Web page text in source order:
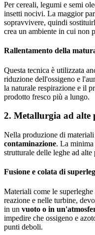
Per cereali, legumi e semi
insetti nocivi. La maggior
sopravvivere, quindi
crea un ambiente in cui non
Rallentamento della
Questa tecnica è utilizzata
riduzione dell'ossigeno e
la naturale respirazione e il
prodotto fresco più a lungo.
2. Metallurgia ad alte
Nella produzione di
contaminazione. La
strutturale delle leghe ad alte
Fusione e colata di
Materiali come le
reazione e nelle turbine,
in un vuoto o in
impedire che ossigeno e
punti deboli.